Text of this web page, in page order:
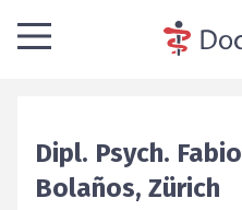
Dipl. Psych.
Bolaños, Zürich